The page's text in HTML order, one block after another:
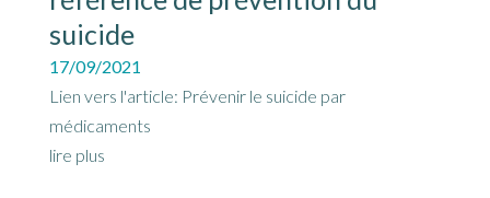
suicide
17/09/2021
Lien vers l'article: Prévenir le suicide par
médicaments
lire plus